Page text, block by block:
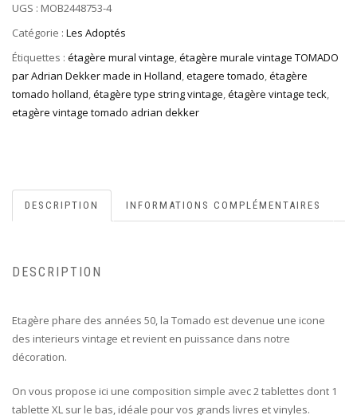
UGS : MOB2448753-4
Catégorie : Les Adoptés
Étiquettes : étagère mural vintage,étagère murale vintage TOMADO
par Adrian Dekker made in Holland,etagere tomado,étagère
tomado holland,étagère type string vintage,étagère vintage teck,
etagère vintage tomado adrian dekker
DESCRIPTION INFORMATIONS COMPLÉMENTAIRES
DESCRIPTION
Etagère phare des années 50, la Tomado est devenue une icone
des interieurs vintage et revient en puissance dans notre
décoration.
On vous propose ici une composition simple avec 2 tablettes dont 1
tablette XL sur le bas, idéale pour vos grands livres et vinyles.